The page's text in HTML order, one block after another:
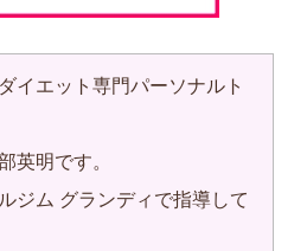
イエット専門パーソナルト
英明です。
ジム グランディで指導して